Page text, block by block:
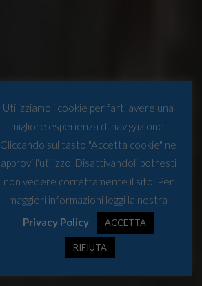
Utilizziamo i cookie per farti avere una
migliore esperienza di navigazione.
Cliccando sul tasto "Accetta cookie" ne
approvi l'utilizzo. Disattivandoli potresti
non vedere correttamente il sito. Per
maggiori informazioni leggi la nostra
Privacy Policy. ACCETTA
RIFIUTA